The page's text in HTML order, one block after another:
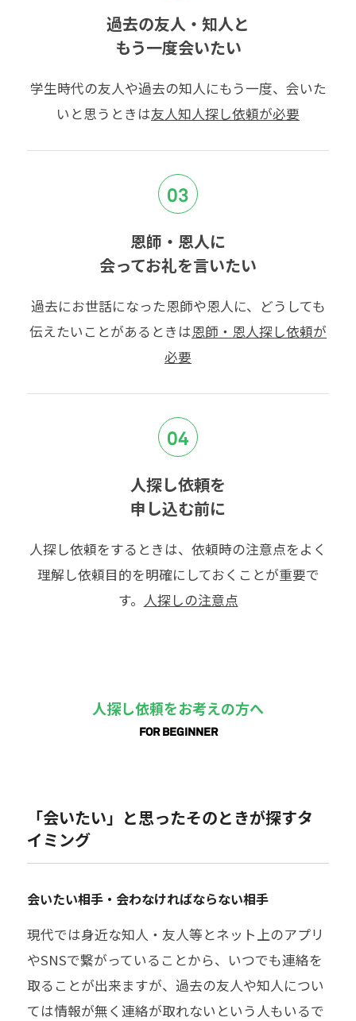
過去の友人・知人と
もう一度会いたい
学生時代の友人や過去の知人にもう一度、会いた
いと思うときは友人知人探し依頼が必要
03
恩師・恩人に
会ってお礼を言いたい
過去にお世話になった恩師や恩人に、どうしても
伝えたいことがあるときは恩師・恩人探し依頼が
必要
04
人探し依頼を
申し込む前に
人探し依頼をするときは、依頼時の注意点をよく
理解し依頼目的を明確にしておくことが重要で
す。 人探しの注意点
人探し依頼をお考えの方へ
FOR BEGINNER
「会いたい」と思ったそのときが探すタ
イミング
会いたい相手・会わなければならない相手
現代では身近な知人・友人等とネット上のアプリ
やSNSで繋がっていることから、いつでも連絡を
取ることが出来ますが、過去の友人や知人につい
ては情報が無く連絡が取れないという人もいるで